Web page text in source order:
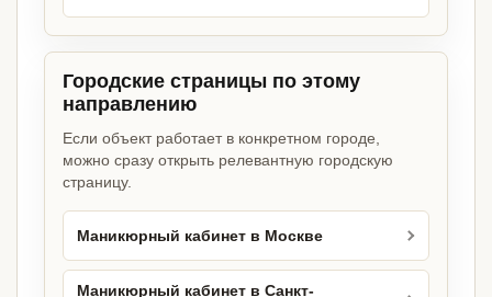
Городские страницы по этому
направлению
Если объект работает в конкретном городе,
можно сразу открыть релевантную городскую
страницу.
Маникюрный кабинет в Москве
Маникюрный кабинет в Санкт-